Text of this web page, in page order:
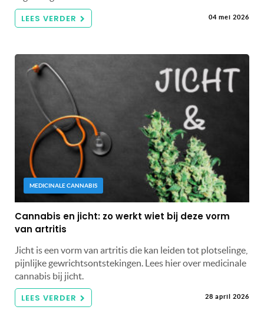
LEES VERDER 04 mei 2026
MEDICINALE CANNABIS
Cannabis en jicht: zo werkt wiet bij deze vorm
van artritis
Jicht is een vorm van artritis die kan leiden tot plotselinge,
pijnlijke gewrichtsontstekingen. Lees hier over medicinale
cannabis bij jicht.
LEES VERDER 28 april 2026